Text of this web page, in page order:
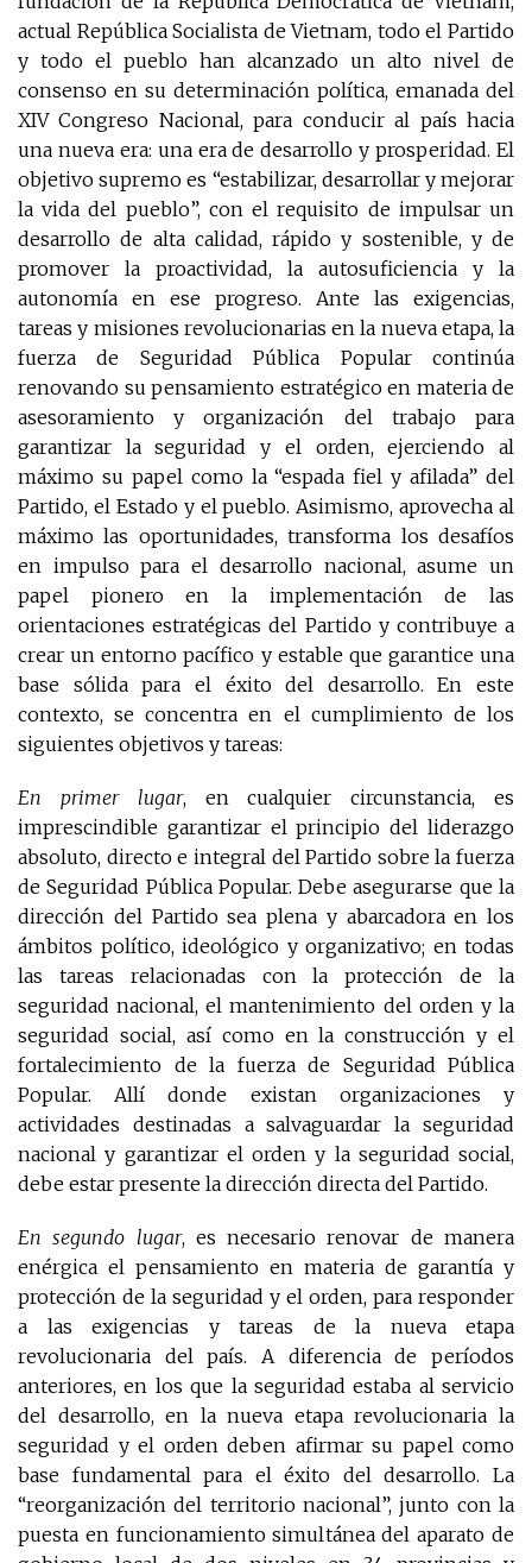
actual República Socialista de Vietnam, todo el Partido
y todo el pueblo han alcanzado un alto nivel de
consenso en su determinación política, emanada del
XIV Congreso Nacional, para conducir al país hacia
una nueva era: una era de desarrollo y prosperidad. El
objetivo supremo es “estabilizar, desarrollar y mejorar
la vida del pueblo”, con el requisito de impulsar un
desarrollo de alta calidad, rápido y sostenible, y de
promover la proactividad, la autosuficiencia y la
autonomía en ese progreso. Ante las exigencias,
tareas y misiones revolucionarias en la nueva etapa, la
fuerza de Seguridad Pública Popular continúa
renovando su pensamiento estratégico en materia de
asesoramiento y organización del trabajo para
garantizar la seguridad y el orden, ejerciendo al
máximo su papel como la “espada fiel y afilada” del
Partido, el Estado y el pueblo. Asimismo, aprovecha al
máximo las oportunidades, transforma los desafíos
en impulso para el desarrollo nacional, asume un
papel pionero en la implementación de las
orientaciones estratégicas del Partido y contribuye a
crear un entorno pacífico y estable que garantice una
base sólida para el éxito del desarrollo. En este
contexto, se concentra en el cumplimiento de los
siguientes objetivos y tareas:
En primer lugar, en cualquier circunstancia, es
imprescindible garantizar el principio del liderazgo
absoluto, directo e integral del Partido sobre la fuerza
de Seguridad Pública Popular. Debe asegurarse que la
dirección del Partido sea plena y abarcadora en los
ámbitos político, ideológico y organizativo; en todas
las tareas relacionadas con la protección de la
seguridad nacional, el mantenimiento del orden y la
seguridad social, así como en la construcción y el
fortalecimiento de la fuerza de Seguridad Pública
Popular. Allí donde existan organizaciones y
actividades destinadas a salvaguardar la seguridad
nacional y garantizar el orden y la seguridad social,
debe estar presente la dirección directa del Partido.
En segundo lugar, es necesario renovar de manera
enérgica el pensamiento en materia de garantía y
protección de la seguridad y el orden, para responder
a las exigencias y tareas de la nueva etapa
revolucionaria del país. A diferencia de períodos
anteriores, en los que la seguridad estaba al servicio
del desarrollo, en la nueva etapa revolucionaria la
seguridad y el orden deben afirmar su papel como
base fundamental para el éxito del desarrollo. La
“reorganización del territorio nacional”, junto con la
puesta en funcionamiento simultánea del aparato de